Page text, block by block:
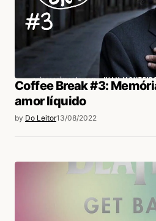
Coffee Break #3:
amor líquido
by Do Leitor13/08/2022